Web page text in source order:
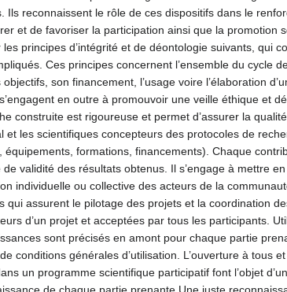
Ils reconnaissent le rôle de ces dispositifs dans le
et de favoriser la participation ainsi que la
principes d’intégrité et de déontologie suivants,
Ces principes concernent l’ensemble du cycle
son financement, l’usage voire l’élaboration
en outre à promouvoir une veille éthique et
construite est rigoureuse et permet d’assurer la
et les scientifiques concepteurs des protocoles de
équipements, formations, financements). Chaque
validité des résultats obtenus. Il s’engage à mettre
individuelle ou collective des acteurs de la
qui assurent le pilotage des projets et la coordination
d’un projet et acceptées par tous les participants.
sont précisés en amont pour chaque partie
conditions générales d’utilisation. L’ouverture à
un programme scientifique participatif font l’objet
de chaque partie prenante Une juste